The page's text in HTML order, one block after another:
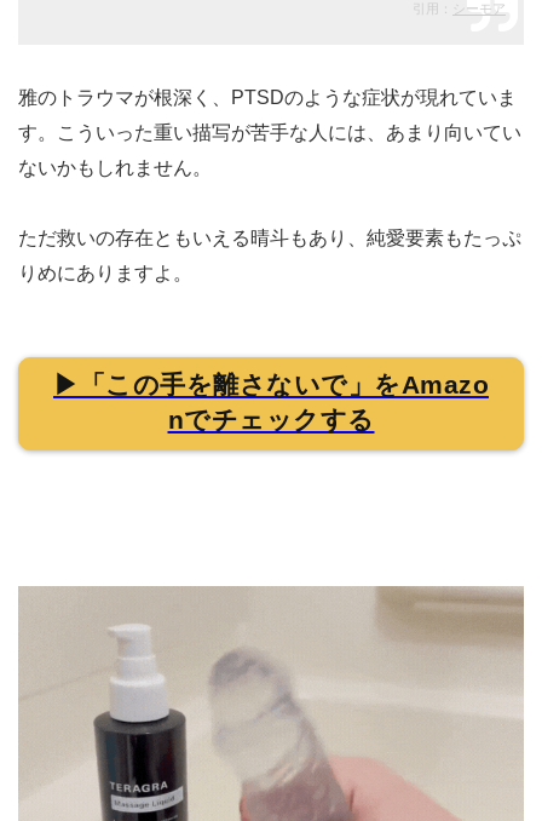
引用： シーモア
雅のトラウマが根深く、PTSDのような症状が現れていま
す。こういった重い描写が苦手な人には、あまり向いてい
ないかもしれません。
ただ救いの存在ともいえる晴斗もあり、純愛要素もたっぷ
りめにありますよ。
▶「この手を離さないで」をAmazo
nでチェックする